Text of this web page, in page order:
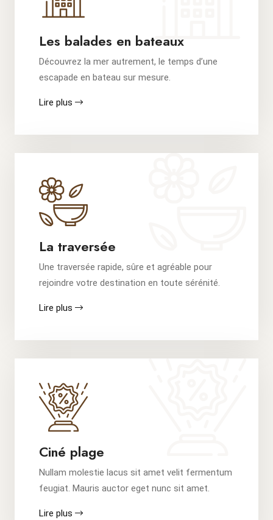
Les balades en bateaux
Découvrez la mer autrement, le temps d’une
escapade en bateau sur mesure.
Lire plus
La traversée
Une traversée rapide, sûre et agréable pour
rejoindre votre destination en toute sérénité.
Lire plus
Ciné plage
Nullam molestie lacus sit amet velit fermentum
feugiat. Mauris auctor eget nunc sit amet.
Lire plus